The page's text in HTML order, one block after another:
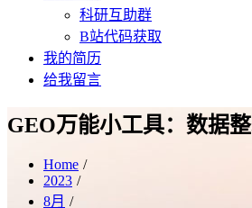
科研互助群
B站代码获取
我的简历
给我留言
GEO万能小工具：数据
Home
2023
8月